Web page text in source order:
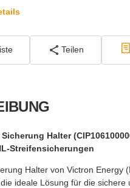
Teilen
Halter
Streifensicherungen
Halter von Victron Energy
ideale Lösung für die sichere